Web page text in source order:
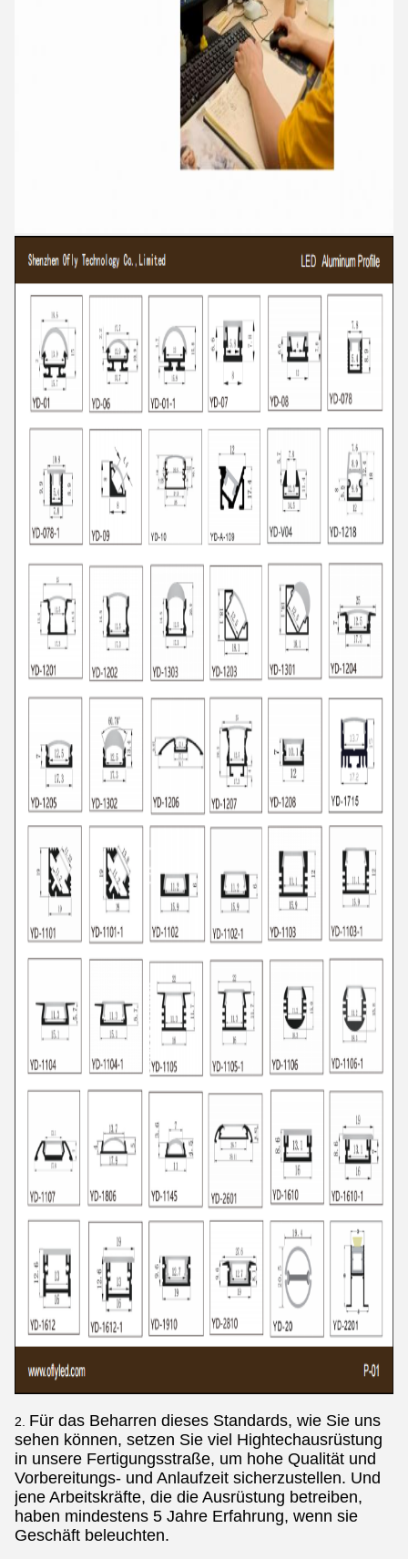
2. Für das Beharren dieses Standards, wie Sie uns
sehen können, setzen Sie viel Hightechausrüstung
in unsere Fertigungsstraße, um hohe Qualität und
Vorbereitungs- und Anlaufzeit sicherzustellen. Und
jene Arbeitskräfte, die die Ausrüstung betreiben,
haben mindestens 5 Jahre Erfahrung, wenn sie
Geschäft beleuchten.